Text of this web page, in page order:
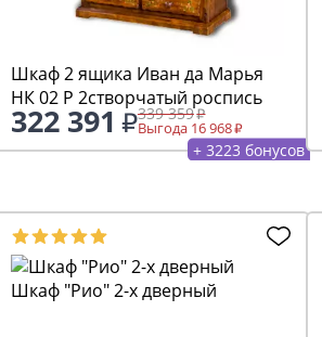
Шкаф 2 ящика Иван да Марья
НК 02 Р 2створчатый роспись
322 391 339 359
Выгода 16 968
+ 3223 бонусов
Шкаф "Рио" 2-х дверный